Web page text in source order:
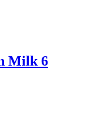
Milk 6